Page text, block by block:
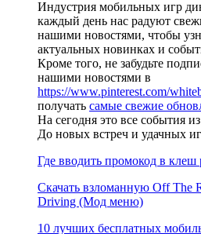
Индустрия мобильных игр
каждый день нас радуют
нашими новостями, чтобы
актуальных новинках и
Кроме того, не забудьте
нашими новостями в
https://www.pinterest.com/
получать самые свежие
На сегодня это все события
До новых встреч и удачных
Где вводить промокод в клеш
Скачать взломанную Off The
Driving (Мод меню)
10 лучших бесплатных